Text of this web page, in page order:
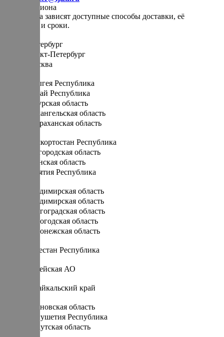
Выбор региона
От региона зависят доступные способы доставки, её
стоимость и сроки.
Санкт-Петербург
Санкт-Петербург
Москва
Адыгея Республика
Алтай Республика
Амурская область
Архангельская область
Астраханская область
Башкортостан Республика
Белгородская область
Брянская область
Бурятия Республика
Владимирская область
Владимирская область
Волгоградская область
Вологодская область
Воронежская область
Дагестан Республика
Еврейская АО
Забайкальский край
Ивановская область
Ингушетия Республика
Иркутская область